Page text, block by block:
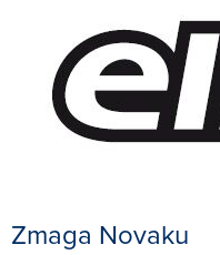
Zmaga Novaku